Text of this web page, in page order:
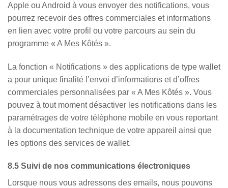
Apple ou Android à vous envoyer des notifications, vous
pourrez recevoir des offres commerciales et informations
en lien avec votre profil ou votre parcours au sein du
programme « A Mes Kôtés ».
La fonction « Notifications » des applications de type wallet
a pour unique finalité l’envoi d’informations et d’offres
commerciales personnalisées par « A Mes Kôtés ». Vous
pouvez à tout moment désactiver les notifications dans les
paramétrages de votre téléphone mobile en vous reportant
à la documentation technique de votre appareil ainsi que
les options des services de wallet.
8.5 Suivi de nos communications électroniques
Lorsque nous vous adressons des emails, nous pouvons